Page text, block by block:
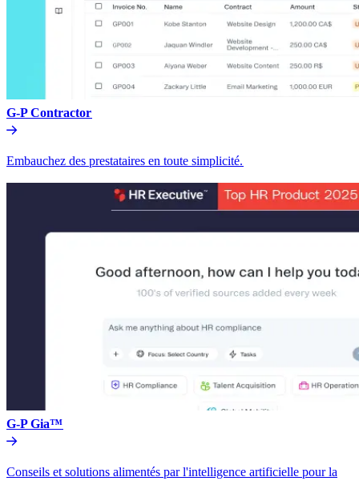
G-P Contractor​​
Embauchez des prestataires en toute simplicité.​​
G-P Gia™​​
Conseils et solutions alimentés par l'intelligence artificielle pour la